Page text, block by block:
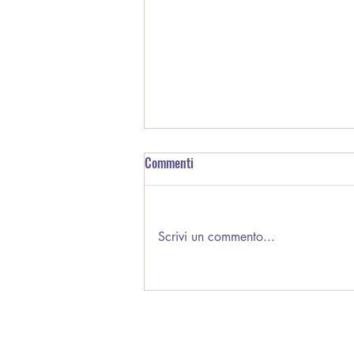
Sai cosa produce una BLU
Commenti
Scrivi un commento...